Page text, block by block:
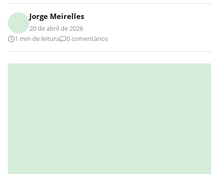
Jorge Meirelles
20 de abril de 2026
1 min de leitura
0 comentários